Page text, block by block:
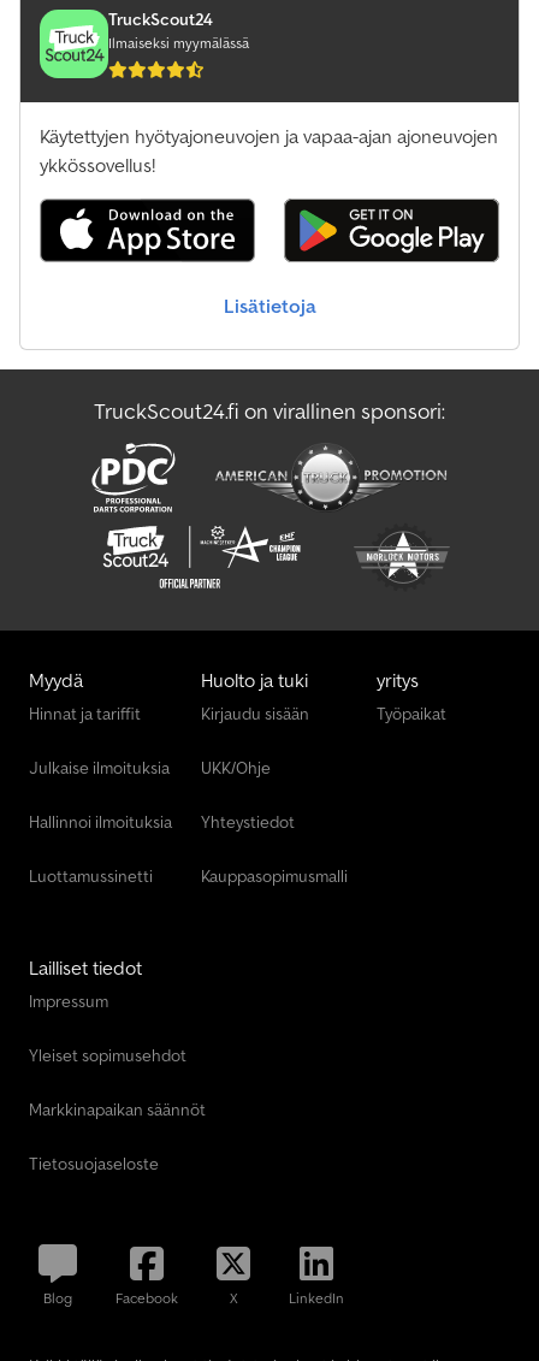
2026, TruckScout24
Ilmaiseksi myymälässä
Käytettyjen hyötyajoneuvojen ja vapaa-ajan ajoneuvojen
ykkössovellus!
Lisätietoja
TruckScout24.fi on virallinen sponsori:
Myydä
Hinnat ja tariffit
Julkaise ilmoituksia
Hallinnoi ilmoituksia
Luottamussinetti
Huolto ja tuki
Kirjaudu sisään
UKK/Ohje
Yhteystiedot
Kauppasopimusmalli
yritys
Työpaikat
Lailliset tiedot
Impressum
Yleiset sopimusehdot
Markkinapaikan säännöt
Tietosuojaseloste
Blog Facebook X LinkedIn